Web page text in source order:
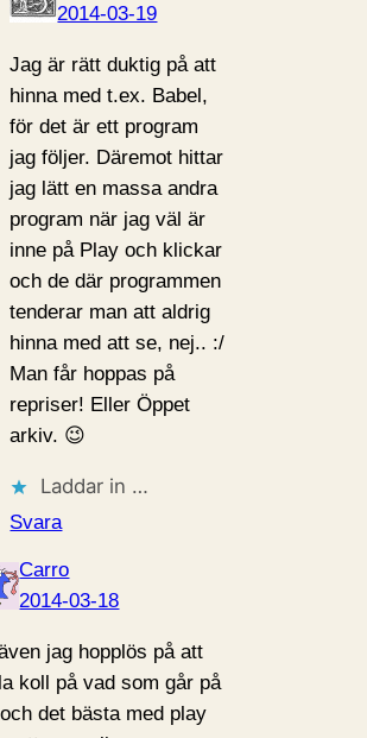
2014-03-19
Jag är rätt duktig på att
hinna med t.ex. Babel,
för det är ett program
jag följer. Däremot hittar
jag lätt en massa andra
program när jag väl är
inne på Play och klickar
och de där programmen
tenderar man att aldrig
hinna med att se, nej.. :/
Man får hoppas på
repriser! Eller Öppet
arkiv. 😉
Laddar in …
Svara
Carro
2014-03-18
jag hopplös på att
koll på vad som går på
det bästa med play